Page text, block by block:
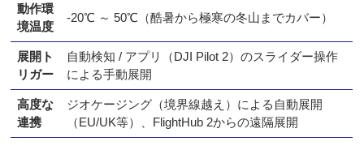
動作環
境温度
-20℃ ～ 50℃（酷暑から極寒の冬山までカバー）
展開ト
リガー
自動検知 / アプリ（DJI Pilot 2）のスライダー操作
による手動展開
高度な
連携
ジオケージング（境界線越え）による自動展開
（EU/UK等）、FlightHub 2からの遠隔展開